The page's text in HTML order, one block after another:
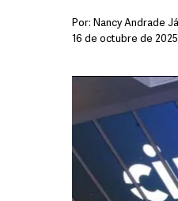
Por: Nancy Andrade
16 de octubre de